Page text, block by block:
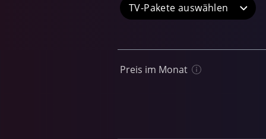
TV-Pakete
Preis im Monat